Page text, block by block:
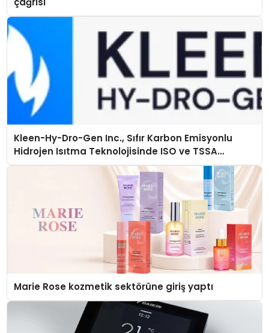
Kleen-Hy-Dro-Gen Inc., Sıfır Karbon Emisyonlu
Hidrojen Isıtma Teknolojisinde ISO ve TSSA
Düzenleyici Onaylarını Aldı
Marie Rose kozmetik sektörüne giriş yaptı